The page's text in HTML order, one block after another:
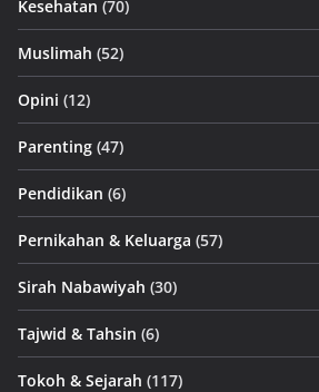
Kesehatan (70)
Muslimah (52)
Opini (12)
Parenting (47)
Pendidikan (6)
Pernikahan & Keluarga (57)
Sirah Nabawiyah (30)
Tajwid & Tahsin (6)
Tokoh & Sejarah (117)